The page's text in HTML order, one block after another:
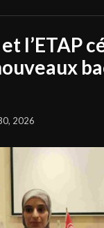
l’ETAP
2026